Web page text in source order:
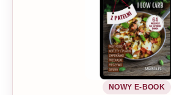
NOWY E-BOOK